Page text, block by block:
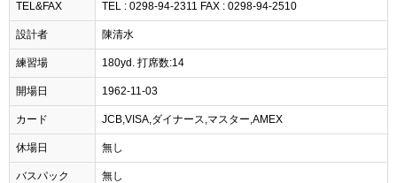
TEL&FAX TEL : 0298-94-2311 FAX : 0298-94-2510
設計者 陳清水
練習場 180yd. 打席数:14
開場日 1962-11-03
カード JCB,VISA,ダイナース,マスター,AMEX
休場日 無し
バスパック 無し